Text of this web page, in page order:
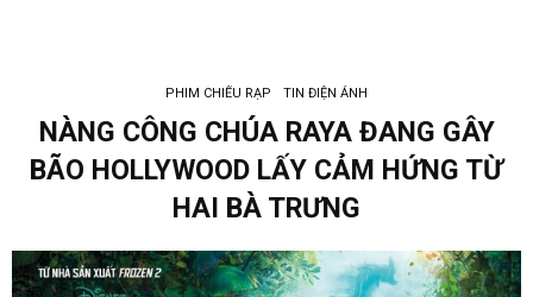
PHIM CHIẾU RẠP TIN ĐIỆN ẢNH
NÀNG CÔNG CHÚA RAYA ĐANG GÂY
BÃO HOLLYWOOD LẤY CẢM HỨNG TỪ
HAI BÀ TRƯNG